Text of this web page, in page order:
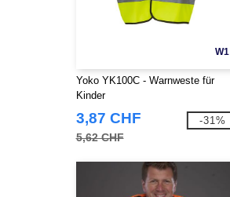
W1
Yoko YK100C - Warnweste für
Kinder
3,87 CHF
5,62 CHF
-31%